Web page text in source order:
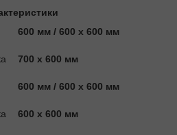
600 мм / 600 x 600 мм
700 x 600 мм
600 мм / 600 x 600 мм
600 x 600 мм